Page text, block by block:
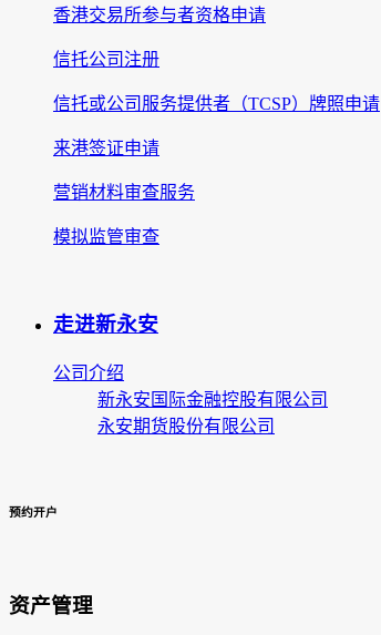
香港交易所参与者资格申请
信托公司注册
信托或公司服务提供者（TCSP）牌照申请
来港签证申请
营销材料审查服务
模拟监管审查
走进新永安
公司介绍
新永安国际金融控股有限公司
永安期货股份有限公司
预约开户
资产管理